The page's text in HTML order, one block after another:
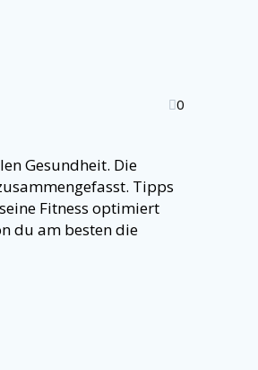
0
Gesundheit. Die
Tipps
Fitness optimiert
du am besten die